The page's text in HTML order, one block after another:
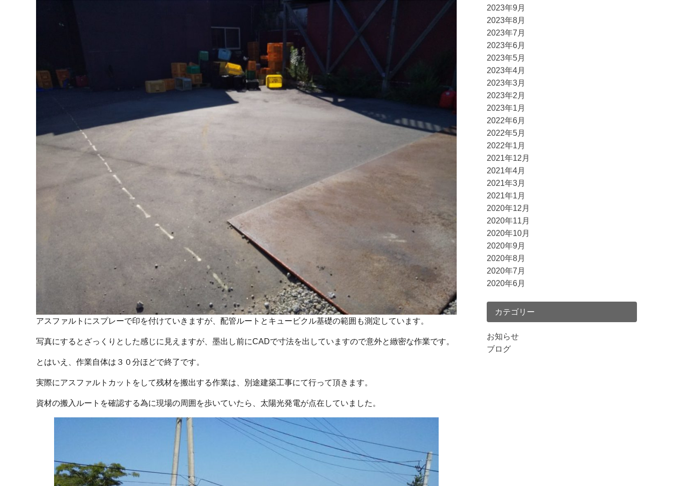
アスファルトにスプレーで印を付けていきますが、配管ルートとキュービクル基礎の範囲も測定しています。
写真にするとざっくりとした感じに見えますが、墨出し前にCADで寸法を出していますので意外と緻密な作業です。
とはいえ、作業自体は３０分ほどで終了です。
実際にアスファルトカットをして残材を搬出する作業は、別途建築工事にて行って頂きます。
資材の搬入ルートを確認する為に現場の周囲を歩いていたら、太陽光発電が点在していました。
2023年9月
2023年8月
2023年7月
2023年6月
2023年5月
2023年4月
2023年3月
2023年2月
2023年1月
2022年6月
2022年5月
2022年1月
2021年12月
2021年4月
2021年3月
2021年1月
2020年12月
2020年11月
2020年10月
2020年9月
2020年8月
2020年7月
2020年6月
カテゴリー
お知らせ
ブログ